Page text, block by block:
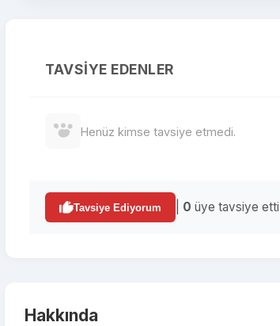
TAVSIYE EDENLER
Henüz kimse tavsiye etmedi.
Tavsiye Ediyorum 0 üye tavsiye
Hakkında